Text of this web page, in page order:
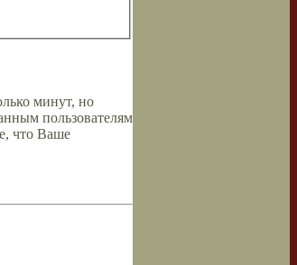
минут, но
пользователям
что Ваше